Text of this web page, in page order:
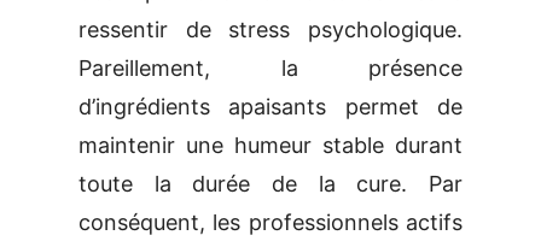
ressentir de stress psychologique.
Pareillement, la présence
d’ingrédients apaisants permet de
maintenir une humeur stable durant
toute la durée de la cure. Par
conséquent, les professionnels actifs